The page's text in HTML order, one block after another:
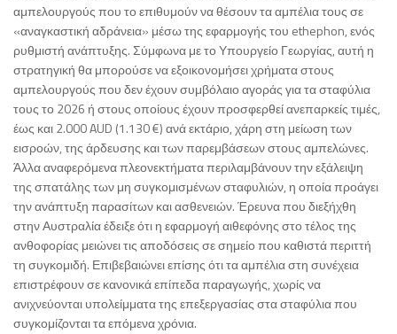
αμπελουργούς που το επιθυμούν να θέσουν τα αμπέλια τους σε
«αναγκαστική αδράνεια» μέσω της εφαρμογής του ethephon, ενός
ρυθμιστή ανάπτυξης. Σύμφωνα με το Υπουργείο Γεωργίας, αυτή η
στρατηγική θα μπορούσε να εξοικονομήσει χρήματα στους
αμπελουργούς που δεν έχουν συμβόλαιο αγοράς για τα σταφύλια
τους το 2026 ή στους οποίους έχουν προσφερθεί ανεπαρκείς τιμές,
έως και 2.000 AUD (1.130 €) ανά εκτάριο, χάρη στη μείωση των
εισροών, της άρδευσης και των παρεμβάσεων στους αμπελώνες.
Άλλα αναφερόμενα πλεονεκτήματα περιλαμβάνουν την εξάλειψη
της σπατάλης των μη συγκομισμένων σταφυλιών, η οποία προάγει
την ανάπτυξη παρασίτων και ασθενειών. Έρευνα που διεξήχθη
στην Αυστραλία έδειξε ότι η εφαρμογή αιθεφόνης στο τέλος της
ανθοφορίας μειώνει τις αποδόσεις σε σημείο που καθιστά περιττή
τη συγκομιδή. Επιβεβαιώνει επίσης ότι τα αμπέλια στη συνέχεια
επιστρέφουν σε κανονικά επίπεδα παραγωγής, χωρίς να
ανιχνεύονται υπολείμματα της επεξεργασίας στα σταφύλια που
συγκομίζονται τα επόμενα χρόνια.